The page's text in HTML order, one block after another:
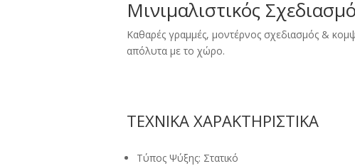
Μινιμαλιστικός
Καθαρές γραμμές, μοντέρνος σχεδιασμός &
απόλυτα με το χώρο.
ΤΕΧΝΙΚΑ ΧΑΡΑΚΤΗΡΙΣΤΙΚΑ
Τύπος Ψύξης: Στατικό